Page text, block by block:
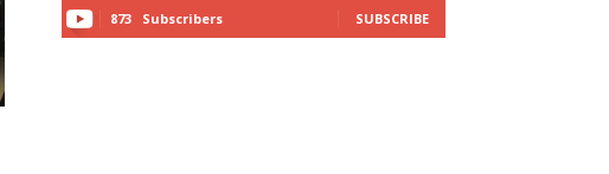
873 Subscribers SUBSCRIBE